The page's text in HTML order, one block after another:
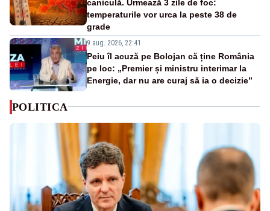
caniculă. Urmează 3 zile de foc:
temperaturile vor urca la peste 38 de
grade
9 aug. 2026, 22:41
Peiu îl acuză pe Bolojan că ține România
pe loc: „Premier și ministru interimar la
Energie, dar nu are curaj să ia o decizie”
POLITICA